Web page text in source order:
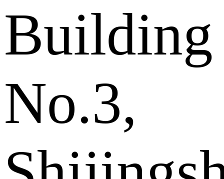
Building
No.3,